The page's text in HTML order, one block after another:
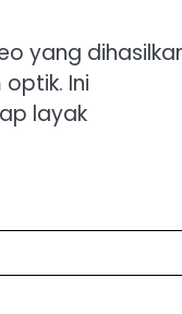
yang
Ini
layak